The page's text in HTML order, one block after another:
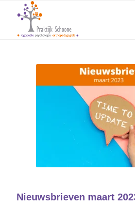
Nieuwsbrieven maart